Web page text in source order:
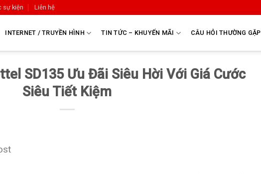
sự kiện Liên hệ
INTERNET / TRUYỀN HÌNH TIN TỨC – KHUYẾN MÃI CÂU HỎI THƯỜNG GẶP
SD135 Ưu Đãi Siêu Hời Với Giá Cước
Siêu Tiết Kiệm